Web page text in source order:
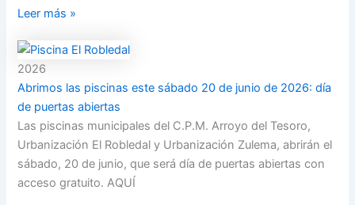
Leer más »
2026
Abrimos las piscinas este sábado 20 de junio de 2026: día
de puertas abiertas
Las piscinas municipales del C.P.M. Arroyo del Tesoro,
Urbanización El Robledal y Urbanización Zulema, abrirán el
sábado, 20 de junio, que será día de puertas abiertas con
acceso gratuito. AQUÍ